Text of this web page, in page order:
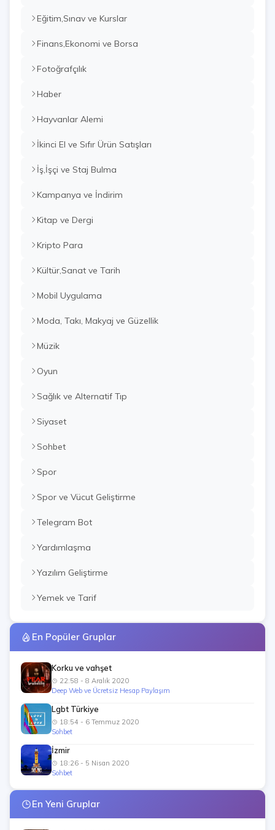
Eğitim,Sınav ve Kurslar
Finans,Ekonomi ve Borsa
Fotoğrafçılık
Haber
Hayvanlar Alemi
İkinci El ve Sıfır Ürün Satışları
İş,İşçi ve Staj Bulma
Kampanya ve İndirim
Kitap ve Dergi
Kripto Para
Kültür,Sanat ve Tarih
Mobil Uygulama
Moda, Takı, Makyaj ve Güzellik
Müzik
Oyun
Sağlık ve Alternatif Tıp
Siyaset
Sohbet
Spor
Spor ve Vücut Geliştirme
Telegram Bot
Yardımlaşma
Yazılım Geliştirme
Yemek ve Tarif
En Popüler Gruplar
Korku ve vahşet
22:58 - 8 Aralık 2020
Deep Web ve Ücretsiz Hesap Paylaşım
Lgbt Türkiye
18:54 - 6 Temmuz 2020
Sohbet
İzmir
18:26 - 5 Nisan 2020
Sohbet
En Yeni Gruplar